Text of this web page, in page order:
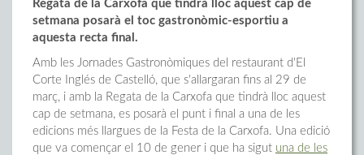
Regata de la Carxofa que tindrà lloc aquest cap de
setmana posarà el toc gastronòmic-esportiu a
aquesta recta final.
Amb les Jornades Gastronòmiques del restaurant d'El
Corte Inglés de Castelló, que s'allargaran fins al 29 de
març, i amb la Regata de la Carxofa que tindrà lloc aquest
cap de setmana, es posarà el punt i final a una de les
edicions més llargues de la Festa de la Carxofa. Una edició
que va començar el 10 de gener i que ha sigut una de les